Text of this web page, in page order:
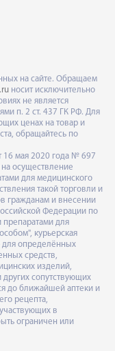
на сайте. Обращаем
носит исключительно
не является
п. 2 ст. 437 ГК РФ. Для
ценах на товар и
обращайтесь по
16 мая 2020 года № 697
осуществление
для медицинского
такой торговли и
гражданам и внесении
Федерации по
препаратами для
курьерская
для определённых
средств,
изделий,
сопутствующих
до ближайшей аптеки и
рецепта,
в
ограничен или